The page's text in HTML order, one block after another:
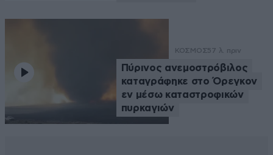
ΚΟΣΜΟΣ57 λ. πριν
Πύρινος ανεμοστρόβιλος
καταγράφηκε στο Όρεγκον
εν μέσω καταστροφικών
πυρκαγιών